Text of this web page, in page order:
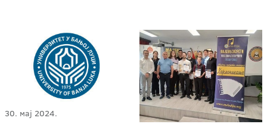
30. мај 2024.